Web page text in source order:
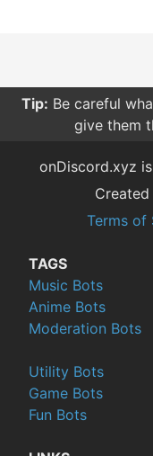
Tip: Be careful
give them
onDiscord.xyz
Terms of
TAGS
Music Bots
Anime Bots
Moderation Bots
Utility Bots
Game Bots
Fun Bots